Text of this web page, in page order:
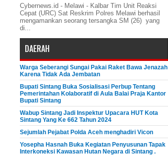
Cybernews.id - Melawi - Kalbar Tim Unit Reaksi
Cepat (URC) Sat Reskrim Polres Melawi berhasil
mengamankan seorang tersangka SM (26) yang
di...
DAERAH
Warga Seberangi Sungai Pakai Raket Bawa Jenazah
Karena Tidak Ada Jembatan
Bupati Sintang Buka Sosialisasi Perbup Tentang
Pemerintahan Kolaboratif di Aula Balai Praja Kantor
Bupati Sintang
Wabup Sintang Jadi Inspektur Upacara HUT Kota
Sintang Yang Ke 662 Tahun 2024
Sejumlah Pejabat Polda Aceh menghadiri Vicon
Yosepha Hasnah Buka Kegiatan Penyusunan Tapak
Interkoneksi Kawasan Hutan Negara di Sintang .